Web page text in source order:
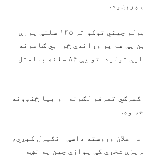
پرېښود.
د امريکې حکومت پر ټولو چيني توکو تر ۱۴۵ سلنې پورې
یې هم پر وړاندې ځوابي ګامونه
اخيستي او پر امريکايي توليداتو يې ۸۴ سلنه بالمثل
تعرفو لګونه او بیا ځنډونه
وه.
اعلان وروسته داسې انګېرل کېږي،
شخړې کې يوازې چين په نښه